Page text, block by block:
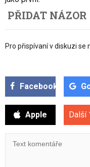
PŘIDAT NÁZOR
Pro přispívaní v diskuzi se
Facebook
Apple Další